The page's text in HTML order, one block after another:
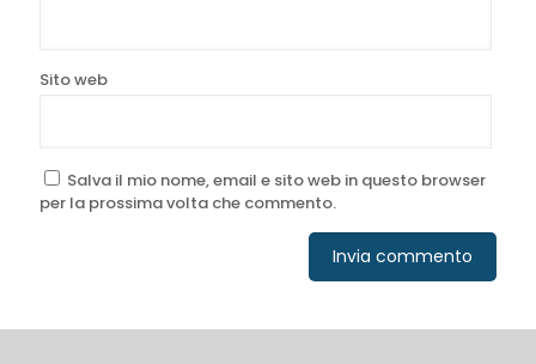
Sito web
Salva il mio nome, email e sito web in questo browser
per la prossima volta che commento.